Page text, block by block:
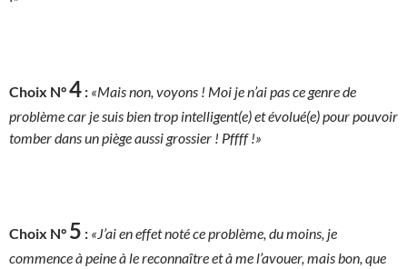
Choix N°4 : «Mais non, voyons ! Moi je n’ai pas ce genre de
problème car je suis bien trop intelligent(e) et évolué(e) pour pouvoir
tomber dans un piège aussi grossier ! Pffff !»
Choix N° 5 : «J’ai en effet noté ce problème, du moins, je
commence à peine à le reconnaître et à me l’avouer, mais bon, que